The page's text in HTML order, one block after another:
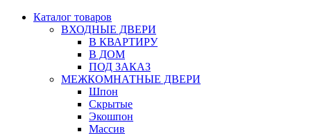
Каталог товаров
ВХОДНЫЕ ДВЕРИ
В КВАРТИРУ
В ДОМ
ПОД ЗАКАЗ
МЕЖКОМНАТНЫЕ ДВЕРИ
Шпон
Скрытые
Экошпон
Массив